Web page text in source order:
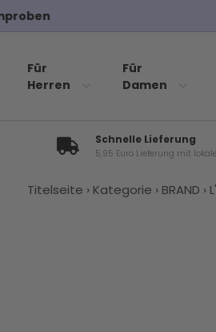
Für
Herren
Für
Damen
Schnelle Lieferung
5,95 Euro Lieferung mit
Titelseite › Kategorie › BRAND ›